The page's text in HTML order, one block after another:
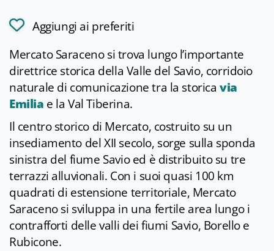
Aggiungi ai preferiti
Mercato Saraceno si trova lungo l’importante
direttrice storica della Valle del Savio, corridoio
naturale di comunicazione tra la storicavia
Emilia e la Val Tiberina.
Il centro storico di Mercato, costruito su un
insediamento del XII secolo, sorge sulla sponda
sinistra del fiume Savio ed è distribuito su tre
terrazzi alluvionali. Con i suoi quasi 100 km
quadrati di estensione territoriale, Mercato
Saraceno si sviluppa in una fertile area lungo i
contrafforti delle valli dei fiumi Savio, Borello e
Rubicone.